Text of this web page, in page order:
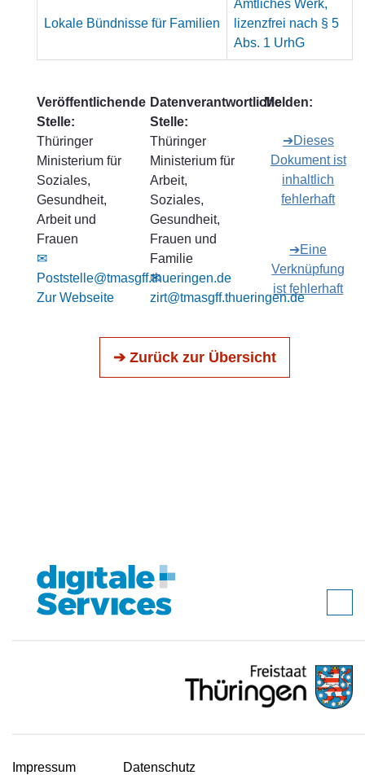
Lokale Bündnisse für Familien
Amtliches Werk,
lizenzfrei nach § 5
Abs. 1 UrhG
Veröffentlichende
Stelle:
Thüringer
Ministerium für
Soziales,
Gesundheit,
Arbeit und
Frauen
✉
Poststelle@tmasgff.thueringen.de
Zur Webseite
Datenverantwortliche
Stelle:
Thüringer
Ministerium für
Arbeit,
Soziales,
Gesundheit,
Frauen und
Familie
✉
zirt@tmasgff.thueringen.de
Melden:
➔Dieses
Dokument ist
inhaltlich
fehlerhaft
➔Eine
Verknüpfung
ist fehlerhaft
➔ Zurück zur Übersicht
Impressum Datenschutz